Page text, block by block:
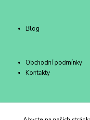
Blog
Obchodní podmínky
Kontakty
Duhový Ateliér Kroměříž